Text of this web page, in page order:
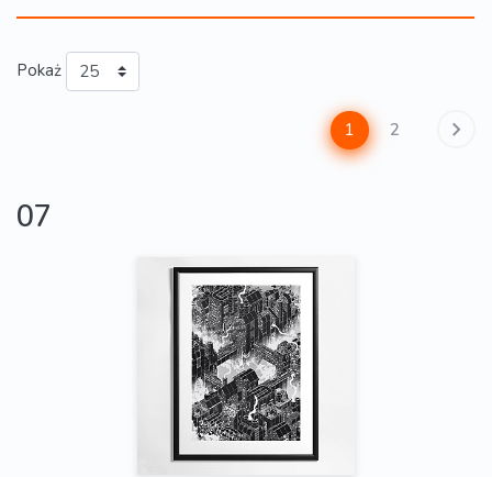
Pokaż
1 2
07